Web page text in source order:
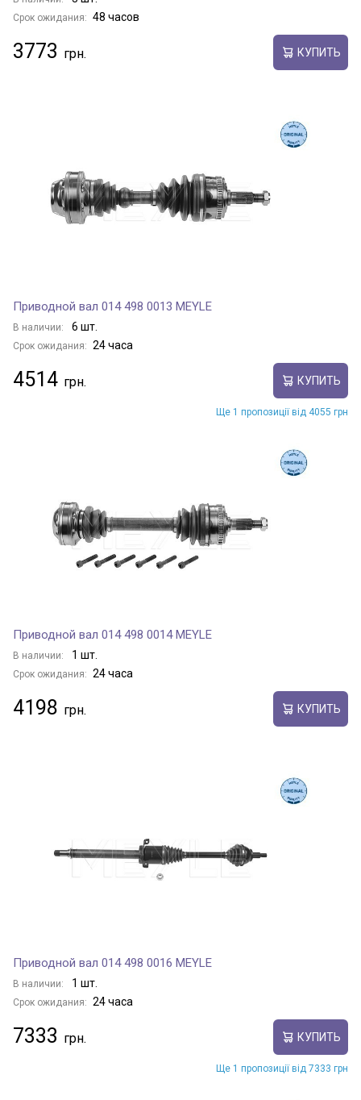
Срок ожидания: 48 часов
3773 КУПИТЬ
Приводной вал 014 498 0013 MEYLE
В наличии: 6 шт.
Срок ожидания: 24 часа
4514 КУПИТЬ
Ще 1 пропозиції від 4055 грн
Приводной вал 014 498 0014 MEYLE
В наличии: 1 шт.
Срок ожидания: 24 часа
4198 КУПИТЬ
Приводной вал 014 498 0016 MEYLE
В наличии: 1 шт.
Срок ожидания: 24 часа
7333 КУПИТЬ
Ще 1 пропозиції від 7333 грн